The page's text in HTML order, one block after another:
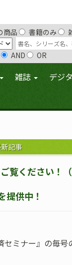
商品 書籍のみ
AND OR
雑誌 デジ
記事
覧ください！
提供中！
ミナー』の毎